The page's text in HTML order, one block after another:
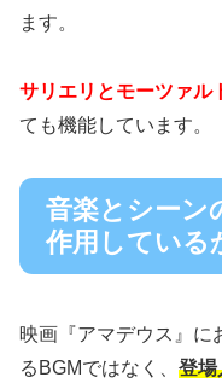
ます。
サリエリとモーツァル
ても機能しています。
音楽とシーン
作用している
映画『アマデウス』に
るBGMではなく、 登場